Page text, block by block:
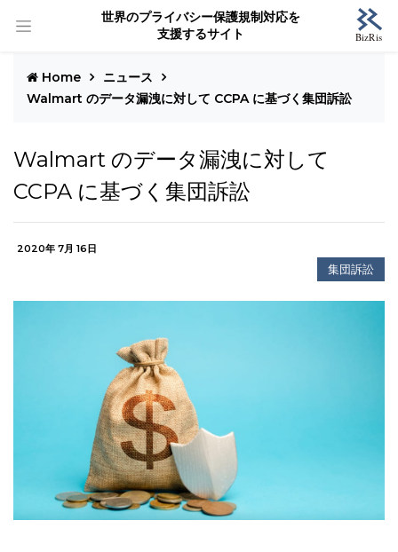
世界のプライバシー保護規制対応を
支援するサイト
Home
ニュース
Walmart のデータ漏洩に対して CCPA に基づく集団訴訟
Walmart のデータ漏洩に対して
CCPA に基づく集団訴訟
2020年 7月 16日
集団訴訟